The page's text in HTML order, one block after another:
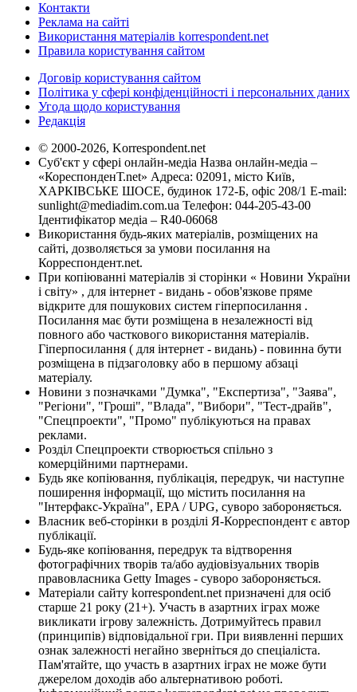
Контакти
Реклама на сайті
Використання матеріалів korrespondent.net
Правила користування сайтом
Договір користування сайтом
Політика у сфері конфіденційності і персональних даних
Угода щодо користування
Редакція
© 2000-2026, Korrespondent.net
Суб'єкт у сфері онлайн-медіа Назва онлайн-медіа –
«КореспонденТ.net» Адреса: 02091, місто Київ,
ХАРКІВСЬКЕ ШОСЕ, будинок 172-Б, офіс 208/1 E-mail:
sunlight@mediadim.com.ua Телефон: 044-205-43-00
Ідентифікатор медіа – R40-06068
Використання будь-яких матеріалів, розміщених на
сайті, дозволяється за умови посилання на
Корреспондент.net.
При копіюванні матеріалів зі сторінки « Новини України
і світу» , для інтернет - видань - обов'язкове пряме
відкрите для пошукових систем гіперпосилання .
Посилання має бути розміщена в незалежності від
повного або часткового використання матеріалів.
Гіперпосилання ( для інтернет - видань) - повинна бути
розміщена в підзаголовку або в першому абзаці
матеріалу.
Новини з позначками "Думка", "Експертиза", "Заява",
"Регіони", "Гроші", "Влада", "Вибори", "Тест-драйв",
"Спецпроекти", "Промо" публікуються на правах
реклами.
Розділ Спецпроекти створюється спільно з
комерційними партнерами.
Будь яке копіювання, публікація, передрук, чи наступне
поширення інформації, що містить посилання на
"Інтерфакс-Україна", EPA / UPG, суворо забороняється.
Власник веб-сторінки в розділі Я-Корреспондент є автор
публікації.
Будь-яке копіювання, передрук та відтворення
фотографічних творів та/або аудіовізуальних творів
правовласника Getty Images - суворо забороняється.
Матеріали сайту korrespondent.net призначені для осіб
старше 21 року (21+). Участь в азартних іграх може
викликати ігрову залежність. Дотримуйтесь правил
(принципів) відповідальної гри. При виявленні перших
ознак залежності негайно зверніться до спеціаліста.
Пам'ятайте, що участь в азартних іграх не може бути
джерелом доходів або альтернативою роботі.